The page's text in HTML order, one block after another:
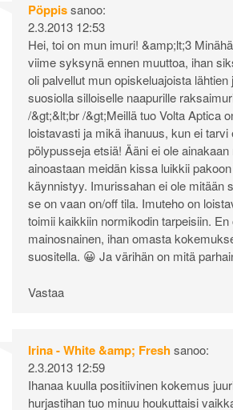
Pöppissanoo:
2.3.2013 12:53
Hei, toi on mun imuri! &amp;lt;3
viime syksynä ennen muuttoa, ihan
oli palvellut mun opiskeluajoista lähtien
suosiolla silloiselle naapurille
/&gt;&lt;br /&gt;Meillä tuo Volta Aptica
loistavasti ja mikä ihanuus, kun ei tarvi
pölypusseja etsiä! Ääni ei ole
ainoastaan meidän kissa luikkii
käynnistyy. Imurissahan ei ole mitään
se on vaan on/off tila. Imuteho on
toimii kaikkiin normikodin tarpeisiin.
mainosnainen, ihan omasta
suositella. 😀 Ja värihän on mitä
Vastaa
Irina - White &amp; Freshsanoo:
2.3.2013 12:59
Ihanaa kuulla positiivinen kokemus
hurjastihan tuo minuu houkuttaisi